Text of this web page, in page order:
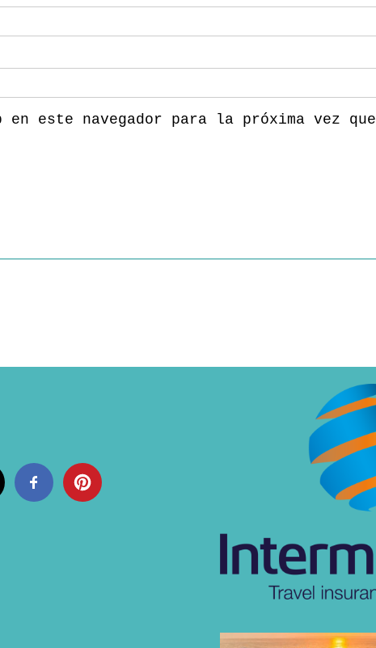
este navegador para la próxima vez que